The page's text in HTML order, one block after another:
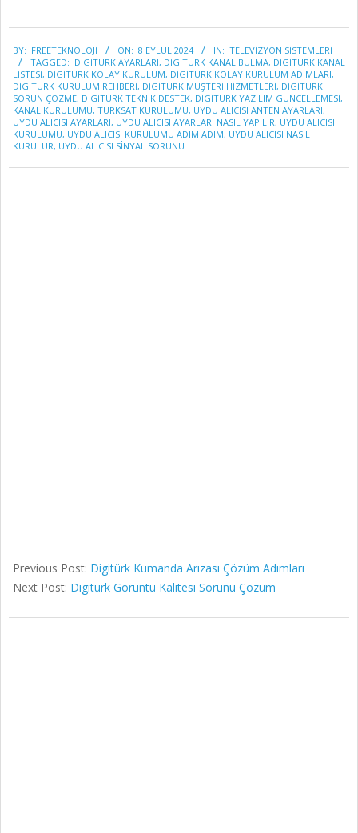
09-
08
BY: FREETEKNOLOJI ON: 8 EYLÜL 2024 IN: TELEVİZYON SİSTEMLERİ
TAGGED: DIGITURK AYARLARI, DIGITURK KANAL BULMA, DIGITURK KANAL
LISTESI, DIGITURK KOLAY KURULUM, DIGITURK KOLAY KURULUM ADIMLARI,
DIGITURK KURULUM REHBERI, DIGITURK MÜŞTERI HIZMETLERI, DIGITURK
SORUN ÇÖZME, DIGITURK TEKNIK DESTEK, DIGITURK YAZILIM GÜNCELLEMESI,
KANAL KURULUMU, TURKSAT KURULUMU, UYDU ALICISI ANTEN AYARLARI,
UYDU ALICISI AYARLARI, UYDU ALICISI AYARLARI NASIL YAPILIR, UYDU ALICISI
KURULUMU, UYDU ALICISI KURULUMU ADIM ADIM, UYDU ALICISI NASIL
KURULUR, UYDU ALICISI SINYAL SORUNU
Previous Post: Digitürk Kumanda Arızası Çözüm Adımları
Next Post: Digiturk Görüntü Kalitesi Sorunu Çözüm